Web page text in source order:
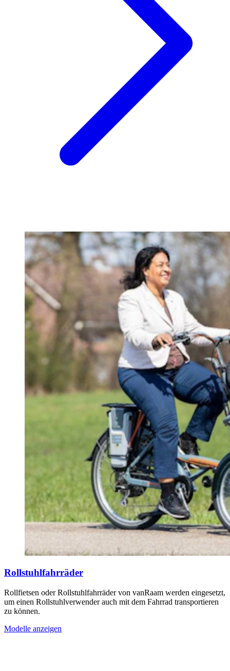
Rollstuhlfahrräder
Rollfietsen oder Rollstuhlfahrräder von vanRaam werden eingesetzt,
um einen Rollstuhlverwender auch mit dem Fahrrad transportieren
zu können.
Modelle anzeigen